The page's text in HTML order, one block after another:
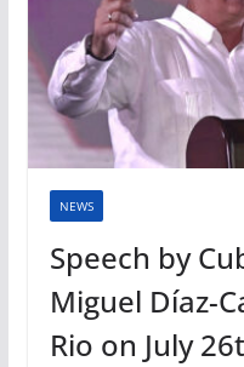
NEWS
Speech by
Miguel Díaz-
Rio on July